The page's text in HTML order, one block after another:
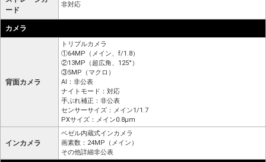
ード
非対応
カメラ
背面カメラ
トリプルカメラ
①64MP（メイン、f/1.8）
②13MP（超広角、125°）
③5MP（マクロ）
AI：非公表
ナイトモード：対応
手ぶれ補正：非公表
センサーサイズ：メイン1/1.7
PXサイズ：メイン0.8μm
インカメラ
ベゼル内蔵式インカメラ
画素数：24MP（メイン）
その他詳細非公表